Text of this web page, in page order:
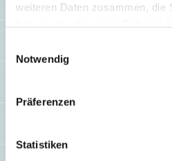
weiteren Daten zusammen, die
Notwendig
Präferenzen
Statistiken